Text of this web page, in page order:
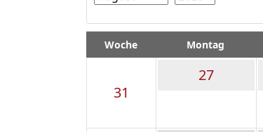
Woche Montag
31
27